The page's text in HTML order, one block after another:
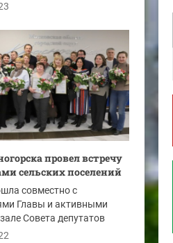
провел встречу
сельских поселений
совместно с
Главы и активными
Совета депутатов
округа в...